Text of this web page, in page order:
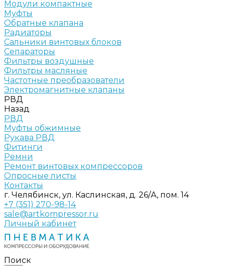
Модули компактные
Муфты
Обратные клапана
Радиаторы
Сальники винтовых блоков
Сепараторы
Фильтры воздушные
Фильтры масляные
Частотные преобразователи
Электромагнитные клапаны
РВД
Назад
РВД
Муфты обжимные
Рукава РВД
Фитинги
Ремни
Ремонт винтовых компрессоров
Опросные листы
Контакты
г. Челябинск, ул. Каслинская, д. 26/А, пом. 14
+7 (351) 270-98-14
sale@artkompressor.ru
Личный кабинет
Поиск